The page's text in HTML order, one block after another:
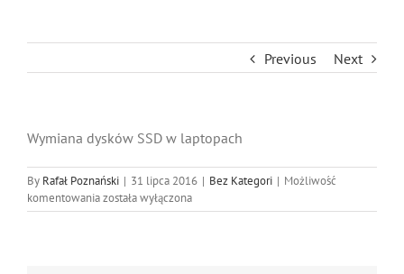
Previous Next
Wymiana dysków SSD w laptopach
By Rafał Poznański | 31 lipca 2016 | Bez Kategori | Możliwość
komentowaniaWymiana
dysków
została wyłączona